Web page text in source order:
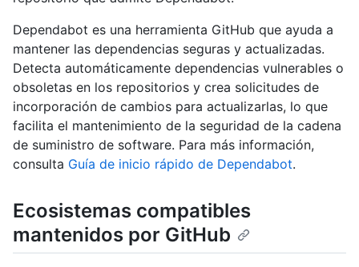
Dependabot es una herramienta GitHub que ayuda a
mantener las dependencias seguras y actualizadas.
Detecta automáticamente dependencias vulnerables o
obsoletas en los repositorios y crea solicitudes de
incorporación de cambios para actualizarlas, lo que
facilita el mantenimiento de la seguridad de la cadena
de suministro de software. Para más información,
consulta Guía de inicio rápido de Dependabot.
Ecosistemas compatibles
mantenidos por GitHub